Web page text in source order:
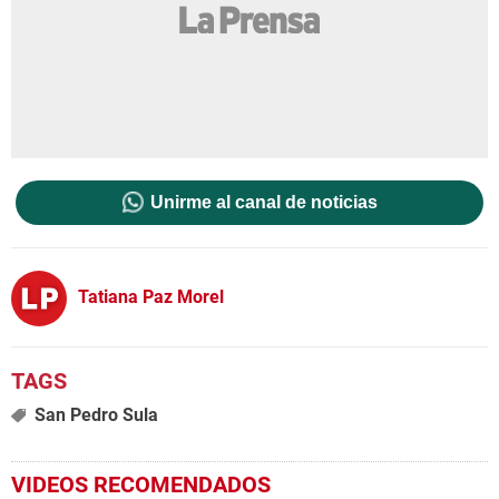
Unirme al canal de noticias
Tatiana Paz Morel
San Pedro Sula
VIDEOS RECOMENDADOS